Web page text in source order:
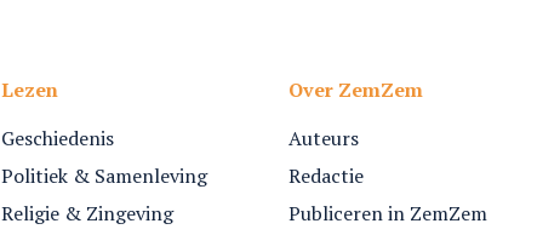
Lezen
Geschiedenis
Politiek & Samenleving
Religie & Zingeving
Over ZemZem
Auteurs
Redactie
Publiceren in ZemZem